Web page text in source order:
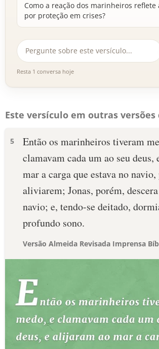
Como a reação dos marinheiros reflete
por proteção em crises?
Resta 1 conversa hoje
Este versículo em outras versões
5
Então os marinheiros tiveram
clamavam cada um ao seu deus,
mar a carga que estava no navio,
aliviarem; Jonas, porém,
navio; e, tendo-se deitado,
profundo sono.
Versão Almeida Revisada Imprensa